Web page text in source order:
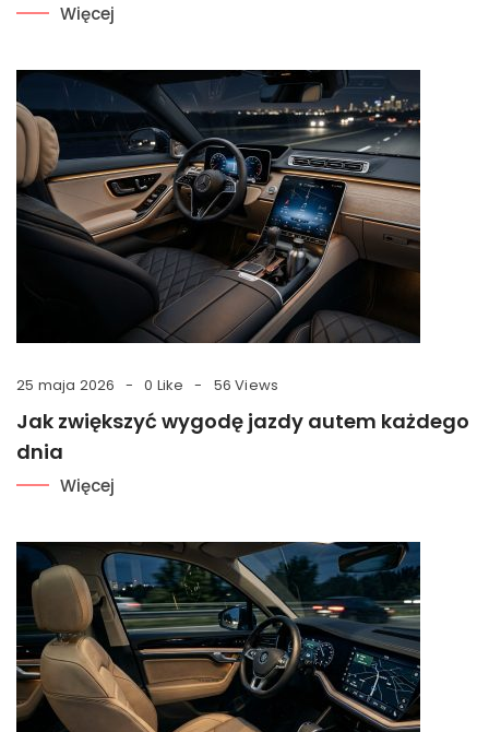
Więcej
25 maja 2026 0 Like 56 Views
Jak zwiększyć wygodę jazdy autem każdego
dnia
Więcej